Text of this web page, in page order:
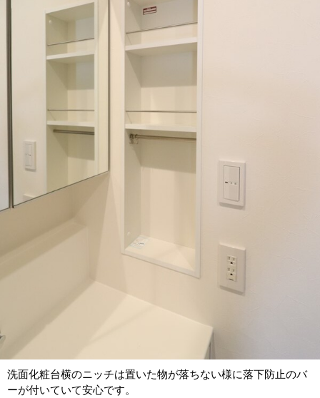
洗面化粧台横のニッチは置いた物が落ちない様に落下防止のバ
ーが付いていて安心です。